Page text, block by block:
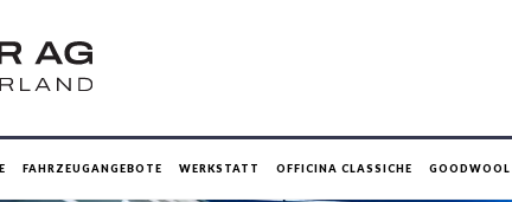
FAHRZEUGANGEBOTE WERKSTATT OFFICINA CLASSICHE GOODWOOL